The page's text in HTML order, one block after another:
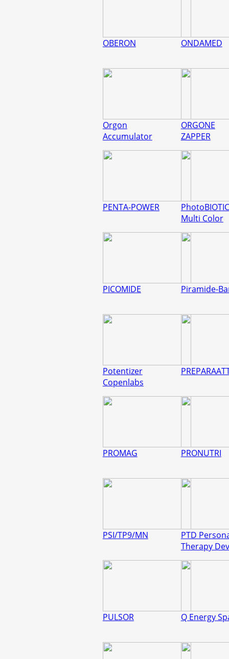
OBERON ONDAMED
Orgon
Accumulator
ORGONE
ZAPPER
PENTA-POWER
PhotoBIOTIC
Multi Color
PICOMIDE Piramide-
Potentizer
Copenlabs
PROMAG PRONUTRI
PSI/TP9/MN
PTD
Therapy
PULSOR Q Energy